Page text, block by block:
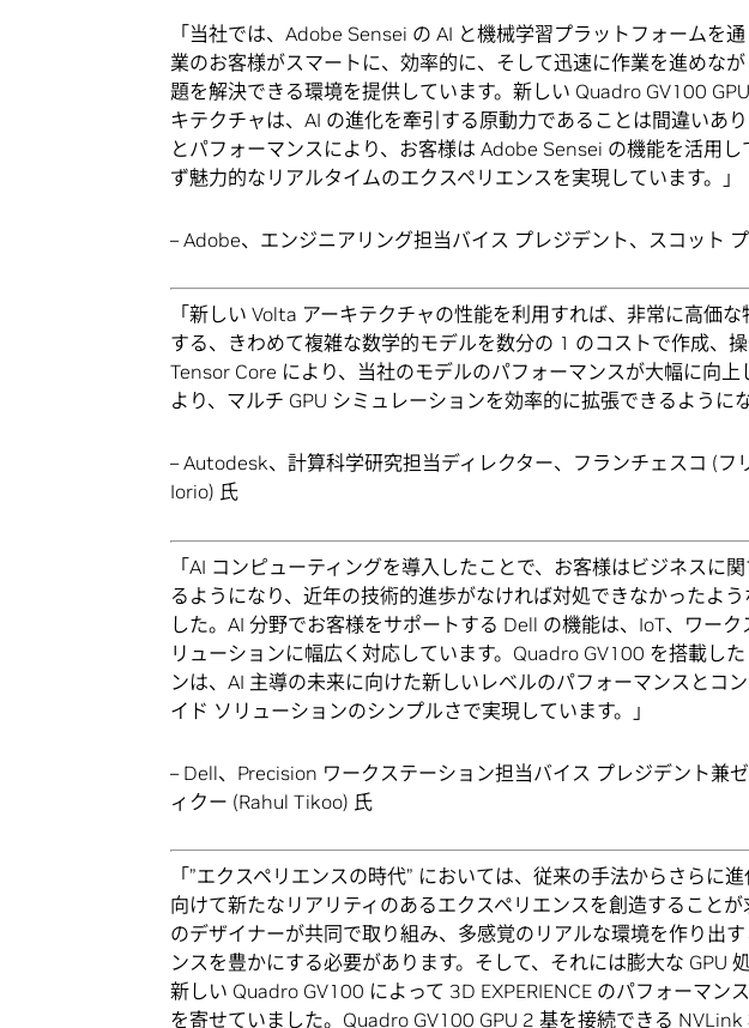
「当社では、Adobe Sensei の AI と機械学習プラットフォームを
業のお客様がスマートに、効率的に、そして迅速に作業を進めな
題を解決できる環境を提供しています。新しい Quadro GV100
キテクチャは、AI の進化を牽引する原動力であることは間違いあ
とパフォーマンスにより、お客様は Adobe Sensei の機能を活用
ず魅力的なリアルタイムのエクスペリエンスを実現しています。」
– Adobe、エンジニアリング担当バイス プレジデント、スコット
「新しい Volta アーキテクチャの性能を利用すれば、非常に高価
する、きわめて複雑な数学的モデルを数分の 1 のコストで作成、
Tensor Core により、当社のモデルのパフォーマンスが大幅に向
より、マルチ GPU シミュレーションを効率的に拡張できるように
– Autodesk、計算科学研究担当ディレクター、フランチェスコ (フ
Iorio) 氏
「AI コンピューティングを導入したことで、お客様はビジネスに
るようになり、近年の技術的進歩がなければ対処できなかったよ
した。AI 分野でお客様をサポートする Dell の機能は、IoT、ワー
リューションに幅広く対応しています。Quadro GV100 を搭載し
ンは、AI 主導の未来に向けた新しいレベルのパフォーマンスとコ
イド ソリューションのシンプルさで実現しています。」
– Dell、Precision ワークステーション担当バイス プレジデント兼
ィクー (Rahul Tikoo) 氏
「”エクスペリエンスの時代” においては、従来の手法からさらに
向けて新たなリアリティのあるエクスペリエンスを創造すること
のデザイナーが共同で取り組み、多感覚のリアルな環境を作り出
ンスを豊かにする必要があります。そして、それには膨大な GPU
新しい Quadro GV100 によって 3D EXPERIENCE のパフォーマン
を寄せていました。Quadro GV100 GPU 2 基を接続できる NVLink